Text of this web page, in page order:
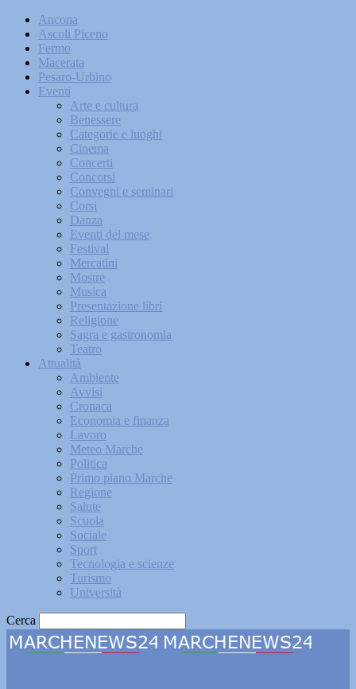
Ancona
Ascoli Piceno
Fermo
Macerata
Pesaro-Urbino
Eventi
Arte e cultura
Benessere
Categorie e luoghi
Cinema
Concerti
Concorsi
Convegni e seminari
Corsi
Danza
Eventi del mese
Festival
Mercatini
Mostre
Musica
Presentazione libri
Religione
Sagra e gastronomia
Teatro
Attualità
Ambiente
Avvisi
Cronaca
Economia e finanza
Lavoro
Meteo Marche
Politica
Primo piano Marche
Regione
Salute
Scuola
Sociale
Sport
Tecnologia e scienze
Turismo
Università
Cerca